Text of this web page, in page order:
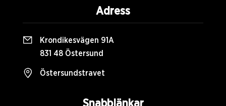
Snabblänkar
Adress
Krondikesvägen 91A
831 48 Östersund
Östersundstravet